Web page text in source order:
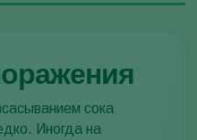
сока
Иногда на